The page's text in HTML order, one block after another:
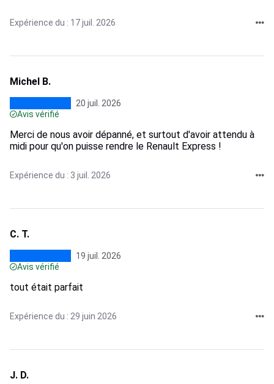
Expérience du : 17 juil. 2026
Michel B.
20 juil. 2026
Avis vérifié
Merci de nous avoir dépanné, et surtout d'avoir attendu à
midi pour qu'on puisse rendre le Renault Express !
Expérience du : 3 juil. 2026
C. T.
19 juil. 2026
Avis vérifié
tout était parfait
Expérience du : 29 juin 2026
J. D.